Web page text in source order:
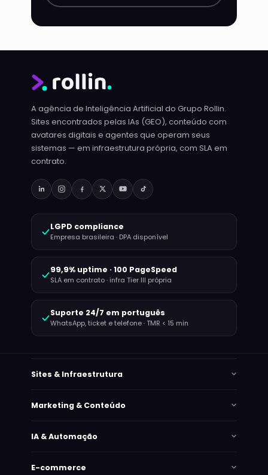
A agência de Inteligência Artificial do Grupo Rollin.
Sites encontrados pelas IAs (GEO), conteúdo com
avatares digitais e agentes que operam seus
sistemas — em infraestrutura própria, com SLA em
contrato.
LGPD compliance
Empresa brasileira · DPA disponível
99,9% uptime · 100 PageSpeed
SLA em contrato · infra Tier III própria
Suporte 24/7 em português
WhatsApp, ticket e telefone · TMR < 15 min
Sites & Infraestrutura
Marketing & Conteúdo
IA & Automação
E-commerce